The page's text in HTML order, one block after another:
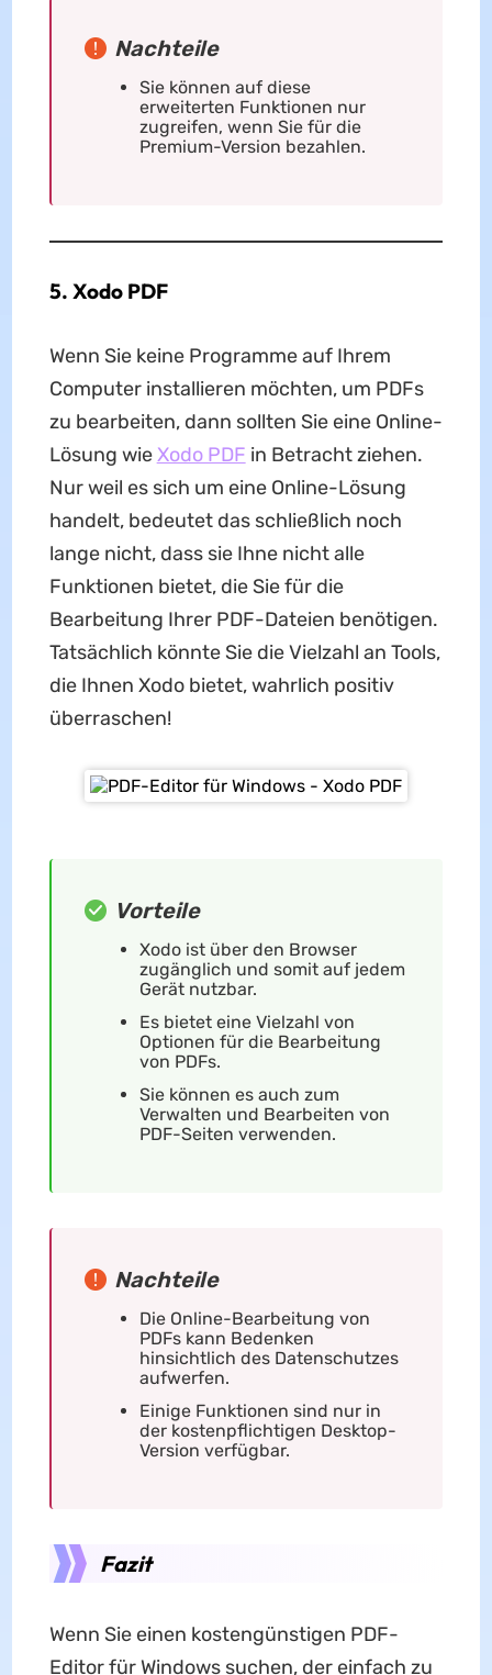
Nachteile
Sie können auf diese
erweiterten Funktionen nur
zugreifen, wenn Sie für die
Premium-Version bezahlen.
5. Xodo PDF
Wenn Sie keine Programme auf Ihrem
Computer installieren möchten, um PDFs
zu bearbeiten, dann sollten Sie eine Online-
Lösung wieXodo PDF in Betracht ziehen.
Nur weil es sich um eine Online-Lösung
handelt, bedeutet das schließlich noch
lange nicht, dass sie Ihne nicht alle
Funktionen bietet, die Sie für die
Bearbeitung Ihrer PDF-Dateien benötigen.
Tatsächlich könnte Sie die Vielzahl an Tools,
die Ihnen Xodo bietet, wahrlich positiv
überraschen!
Vorteile
Xodo ist über den Browser
zugänglich und somit auf jedem
Gerät nutzbar.
Es bietet eine Vielzahl von
Optionen für die Bearbeitung
von PDFs.
Sie können es auch zum
Verwalten und Bearbeiten von
PDF-Seiten verwenden.
Nachteile
Die Online-Bearbeitung von
PDFs kann Bedenken
hinsichtlich des Datenschutzes
aufwerfen.
Einige Funktionen sind nur in
der kostenpflichtigen Desktop-
Version verfügbar.
Fazit
Wenn Sie einen kostengünstigen PDF-
Editor für Windows suchen, der einfach zu